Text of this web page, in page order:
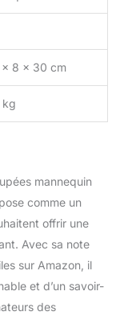
8 x 30 cm
kg
mannequin
comme un
offrir une
Avec sa note
sur Amazon, il
et d’un savoir-
des